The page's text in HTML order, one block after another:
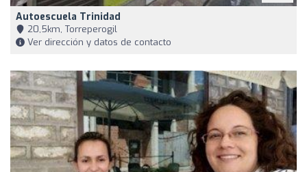
Autoescuela Trinidad
20,5km, Torreperogil
Ver dirección y datos de contacto